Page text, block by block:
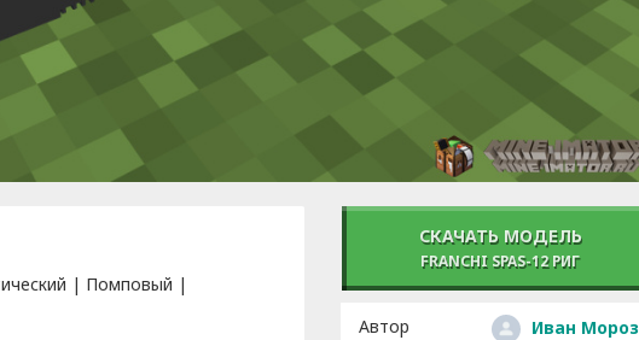
| Помповый |
СКАЧАТЬ МОДЕЛЬ
FRANCHI SPAS-12 РИГ
Автор Иван Мороз